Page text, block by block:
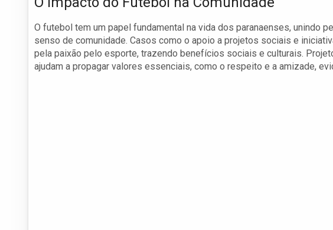
O futebol tem um papel fundamental na vida dos paranaenses, unindo
senso de comunidade. Casos como o apoio a projetos sociais e
pela paixão pelo esporte, trazendo benefícios sociais e culturais.
ajudam a propagar valores essenciais, como o respeito e a amizade,